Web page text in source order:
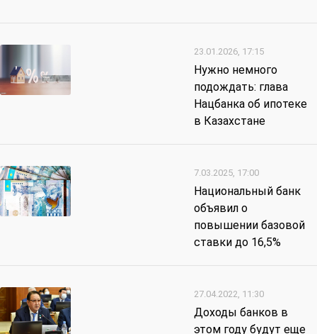
23.01.2026, 17:15
Нужно немного
подождать: глава
Нацбанка об ипотеке
в Казахстане
7.03.2025, 17:00
Национальный банк
объявил о
повышении базовой
ставки до 16,5%
27.04.2022, 11:30
Доходы банков в
этом году будут еще